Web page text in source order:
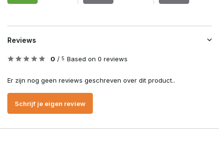
Reviews
0 / 5 Based on 0 reviews
Er zijn nog geen reviews geschreven over dit product..
Schrijf je eigen review